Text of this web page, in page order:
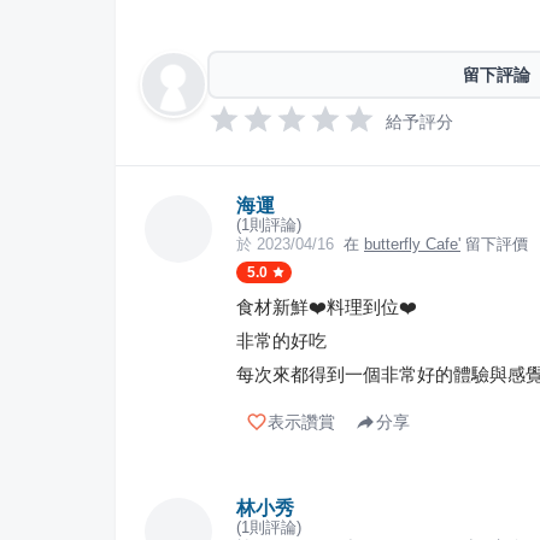
留下評論
給予評分
海運
(1 則評論)
於 2023/04/16 在 butterfly Cafe' 留下評價
5.0
食材新鮮❤️料理到位❤️
非常的好吃
每次來都得到一個非常好的體驗與感
表示讚賞 分享
林小秀
(1 則評論)